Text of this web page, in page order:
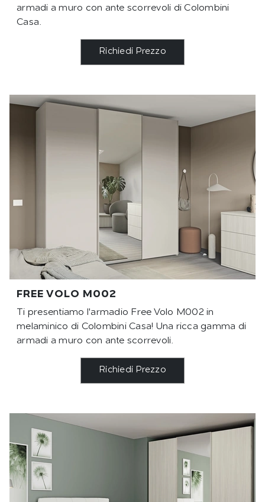
armadi a muro con ante scorrevoli di Colombini
Casa.
Richiedi Prezzo
FREE VOLO M002
Ti presentiamo l'armadio Free Volo M002 in
melaminico di Colombini Casa! Una ricca gamma di
armadi a muro con ante scorrevoli.
Richiedi Prezzo